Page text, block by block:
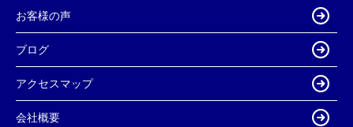
お客様の声
ブログ
アクセスマップ
会社概要